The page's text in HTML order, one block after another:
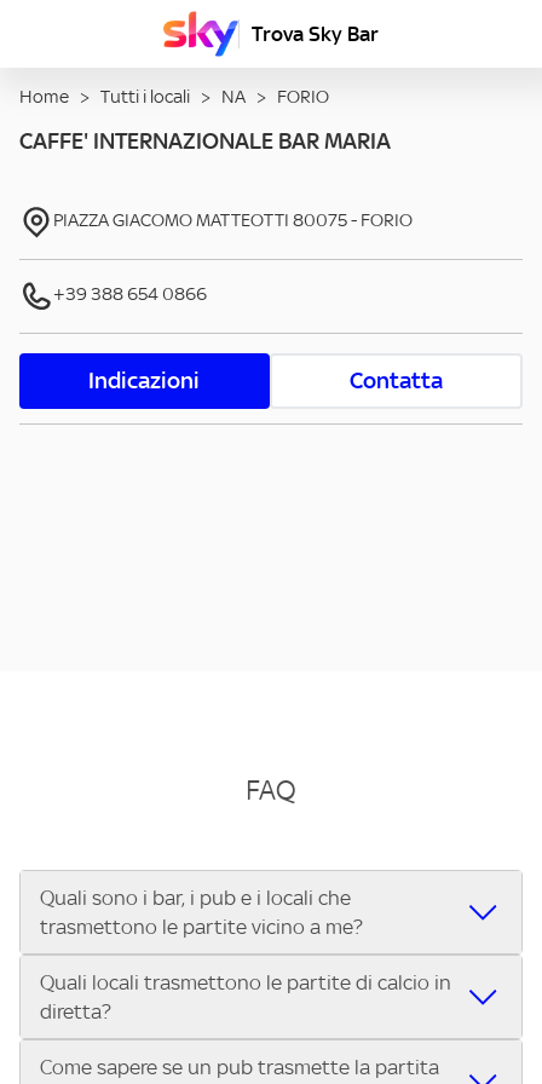
Trova Sky Bar
Home > Tutti i locali > NA > FORIO
CAFFE' INTERNAZIONALE BAR MARIA
PIAZZA GIACOMO MATTEOTTI 80075- FORIO
+39 388 654 0866
Indicazioni Contatta
FAQ
Quali sono i bar, i pub e i locali che
trasmettono le partite vicino a me?
Se cerchi un bar, pub, ristorante o locale vicino a te per
vedere le partite di Serie A ENILIVE, la Serie C Sky Wifi, la
UEFA Champions League, la UEFA Europa League, la UEFA
Conference League, il Tennis, la Formula 1®, la MotoGP™ e
Quali locali trasmettono le partite di calcio in
diretta?
Vuoi sapere quali bar, pub o ristoranti mostrano le partite
Come sapere se un pub trasmette la partita